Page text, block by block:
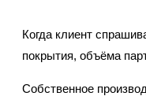
Когда клиент
покрытия, объёма
Собственное